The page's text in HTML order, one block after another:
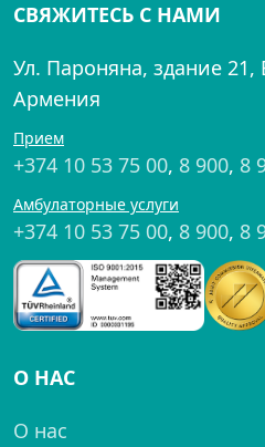
СВЯЖИТЕСЬ С НАМИ
Ул. Пароняна, здание 21,
Армения
Прием
+374 10 53 75 00, 8 900, 8
Амбулаторные услуги
+374 10 53 75 00, 8 900, 8
О НАС
О нас